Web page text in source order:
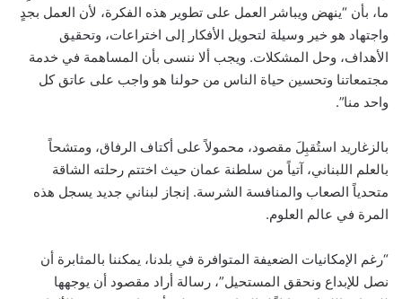
ما، بأن “ينهض ويباشر العمل على تطوير هذه الفكرة، لأن العمل بجدٍ
واجتهاد هو خير وسيلة لتحويل الأفكار إلى اختراعات، وتحقيق
الأهداف، وحل المشكلات. ويجب ألا ننسى بأن المساهمة في خدمة
مجتمعاتنا وتحسين حياة الناس من حولنا هو واجب على عاتق كل
واحد منا”.
بالزغاريد استُقبِلَ مقصود، محمولاً على أكتاف الرفاق، ومتشحاً
بالعلم اللبناني، آتياً من سلطنة عمان حيث اختتم رحلته الشاقة
متحدياً الصعاب والمنافسة الشرسة. إنجاز لبناني جديد يسجل هذه
المرة في عالم العلوم.
“رغم الإمكانيات الضعيفة المتوافرة في بلدنا، يمكننا بالمثابرة أن
نصل للإبداع ونحقق المستحيل”، رسالة أراد مقصود أن يوجهها